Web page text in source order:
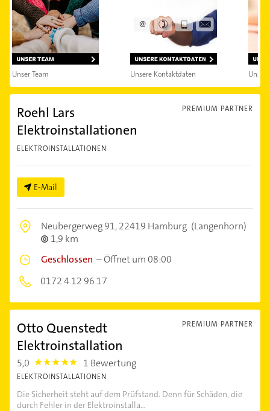
Unser Team Unsere Kontaktdaten
PREMIUM PARTNER
Roehl Lars
Elektroinstallationen
ELEKTROINSTALLATIONEN
E-Mail
Neubergerweg 91,22419 Hamburg (Langenhorn)
1,9 km
Geschlossen –Öffnet um 08:00
0172 4 12 96 17
PREMIUM PARTNER
Otto Quenstedt
Elektroinstallation
5,0 5.0 1 Bewertung
ELEKTROINSTALLATIONEN
Die Sicherheit steht auf dem Prüfstand. Denn für Schäden, die
durch Fehler in der Elektroinstalla...